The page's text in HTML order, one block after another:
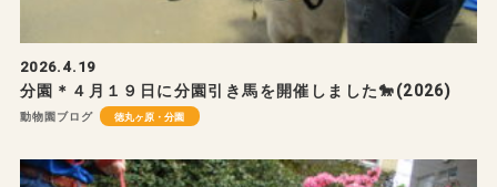
2026.4.19
分園＊４月１９日に分園引き馬を開催しました🐎(2026)
動物園ブログ 徳丸ヶ原・分園